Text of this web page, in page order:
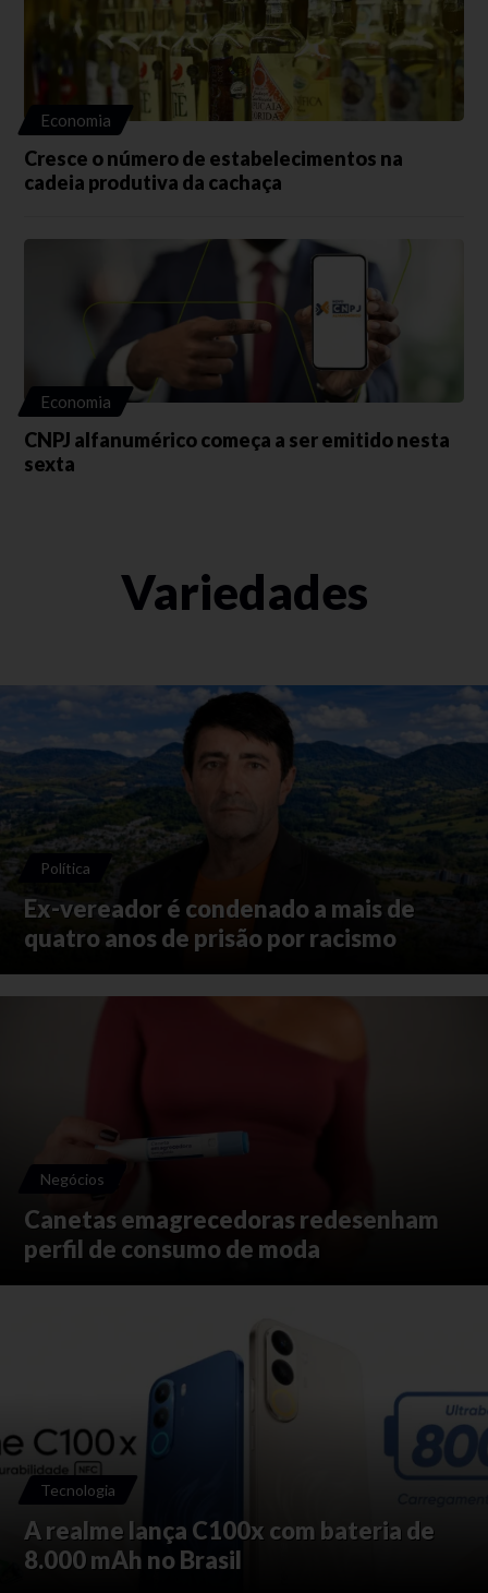
Economia
Cresce o número de estabelecimentos na
cadeia produtiva da cachaça
Economia
CNPJ alfanumérico começa a ser emitido nesta
sexta
Variedades
Política
Ex-vereador é condenado a mais de
quatro anos de prisão por racismo
Negócios
Canetas emagrecedoras redesenham
perfil de consumo de moda
Tecnologia
A realme lança C100x com bateria de
8.000 mAh no Brasil